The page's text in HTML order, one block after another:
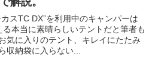
スTC DX”を利用中のキャンパーは
本当に素晴らしいテントだと筆者も
気に入りのテント、キレイにたたみ
収納袋に入らない...